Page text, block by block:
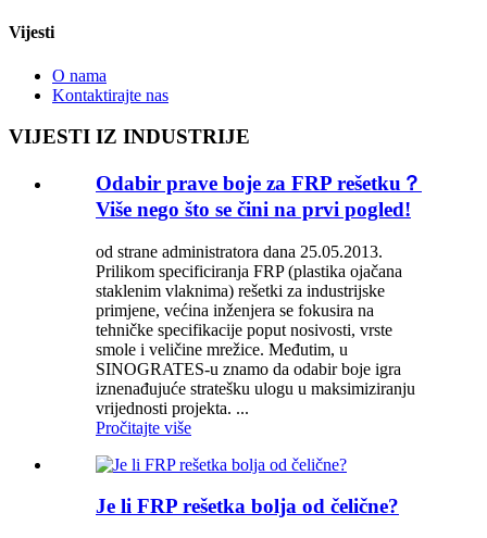
Vijesti
O nama
Kontaktirajte nas
VIJESTI IZ INDUSTRIJE
Odabir prave boje za FRP rešetku？
Više nego što se čini na prvi pogled!
od strane administratora dana 25.05.2013.
Prilikom specificiranja FRP (plastika ojačana
staklenim vlaknima) rešetki za industrijske
primjene, većina inženjera se fokusira na
tehničke specifikacije poput nosivosti, vrste
smole i veličine mrežice. Međutim, u
SINOGRATES-u znamo da odabir boje igra
iznenađujuće stratešku ulogu u maksimiziranju
vrijednosti projekta. ...
Pročitajte više
Je li FRP rešetka bolja od čelične?